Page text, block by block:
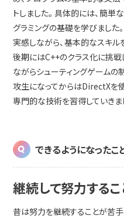
トしました。具体的には、簡単
グラミングの基礎を学びました
実感しながら、基本的なスキル
後期にはC++のクラス化に挑戦
ながらシューティングゲームの
攻生になってからはDirectXを
専門的な技術を習得していきま
できるようになったこ
継続して努力するこ
昔は努力を継続することが苦